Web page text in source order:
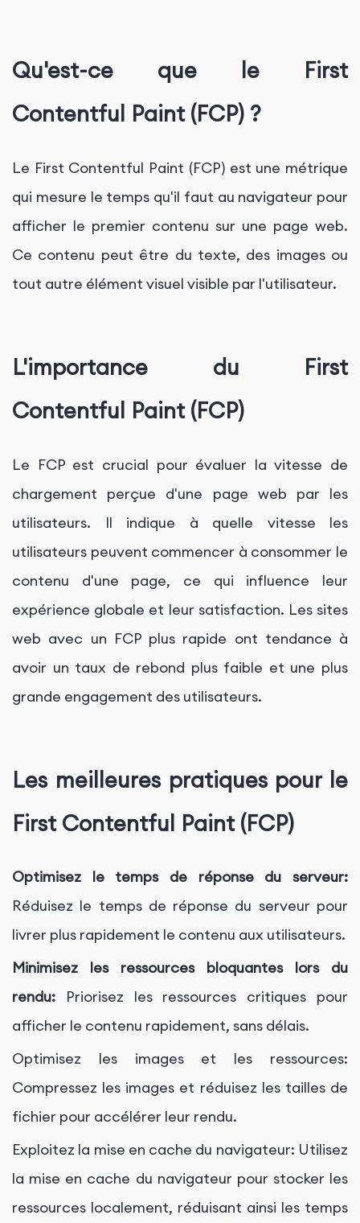
Qu'est-ce que le First
Contentful Paint (FCP) ?
Le First Contentful Paint (FCP) est une métrique
qui mesure le temps qu'il faut au navigateur pour
afficher le premier contenu sur une page web.
Ce contenu peut être du texte, des images ou
tout autre élément visuel visible par l'utilisateur.
L'importance du First
Contentful Paint (FCP)
Le FCP est crucial pour évaluer la vitesse de
chargement perçue d'une page web par les
utilisateurs. Il indique à quelle vitesse les
utilisateurs peuvent commencer à consommer le
contenu d'une page, ce qui influence leur
expérience globale et leur satisfaction. Les sites
web avec un FCP plus rapide ont tendance à
avoir un taux de rebond plus faible et une plus
grande engagement des utilisateurs.
Les meilleures pratiques pour le
First Contentful Paint (FCP)
Optimisez le temps de réponse du serveur:
Réduisez le temps de réponse du serveur pour
livrer plus rapidement le contenu aux utilisateurs.
Minimisez les ressources bloquantes lors du
rendu: Priorisez les ressources critiques pour
afficher le contenu rapidement, sans délais.
Optimisez les images et les ressources:
Compressez les images et réduisez les tailles de
fichier pour accélérer leur rendu.
Exploitez la mise en cache du navigateur: Utilisez
la mise en cache du navigateur pour stocker les
ressources localement, réduisant ainsi les temps